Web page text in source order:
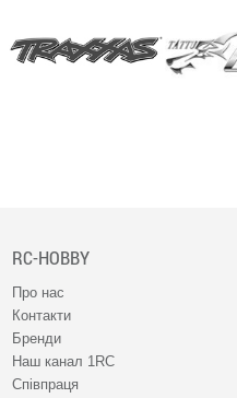
RC-HOBBY
Про нас
Контакти
Бренди
Наш канал 1RC
Співпраця